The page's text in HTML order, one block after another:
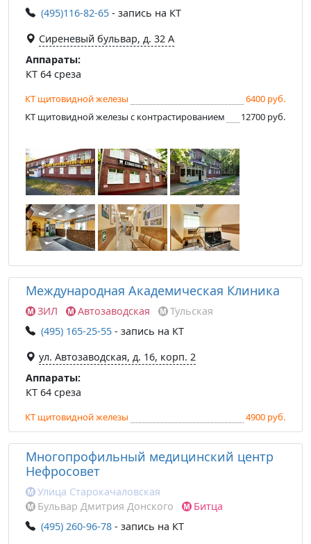
(495)116-82-65 - запись на КТ
Сиреневый бульвар, д. 32 А
Аппараты:
КТ 64 среза
КТ щитовидной железы
6400 руб.
КТ щитовидной железы с контрастированием
12700 руб.
Международная Академическая Клиника
ЗИЛ Автозаводская
Тульская
(495) 165-25-55 - запись на КТ
ул. Автозаводская, д. 16, корп. 2
Аппараты:
КТ 64 среза
КТ щитовидной железы 4900 руб.
Многопрофильный медицинский центр
Нефросовет
Улица Старокачаловская
Бульвар Дмитрия Донского
Битца
(495) 260-96-78 - запись на КТ